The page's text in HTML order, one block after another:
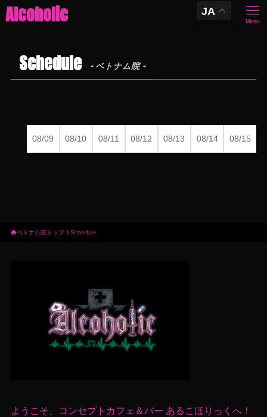
Top
Alcoholic Menu
Schedule – ベトナム院 –
08/09 08/10 08/11 08/12 08/13 08/14 08/15
ベトナム院トップ Schedule
ようこそ、コンセプトカフェ＆バー あるこほりっくへ！
JA